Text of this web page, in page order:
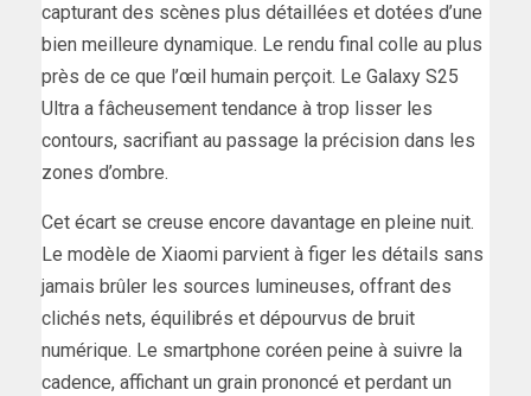
capturant des scènes plus détaillées et dotées d’une
bien meilleure dynamique. Le rendu final colle au plus
près de ce que l’œil humain perçoit. Le Galaxy S25
Ultra a fâcheusement tendance à trop lisser les
contours, sacrifiant au passage la précision dans les
zones d’ombre.
Cet écart se creuse encore davantage en pleine nuit.
Le modèle de Xiaomi parvient à figer les détails sans
jamais brûler les sources lumineuses, offrant des
clichés nets, équilibrés et dépourvus de bruit
numérique. Le smartphone coréen peine à suivre la
cadence, affichant un grain prononcé et perdant un